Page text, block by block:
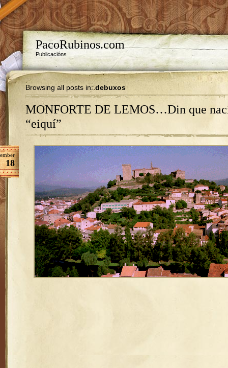
PacoRubinos.com
Publicacións
Browsing all posts in:debuxos
MONFORTE DE LEMOS…Din que
“eiquí”
18